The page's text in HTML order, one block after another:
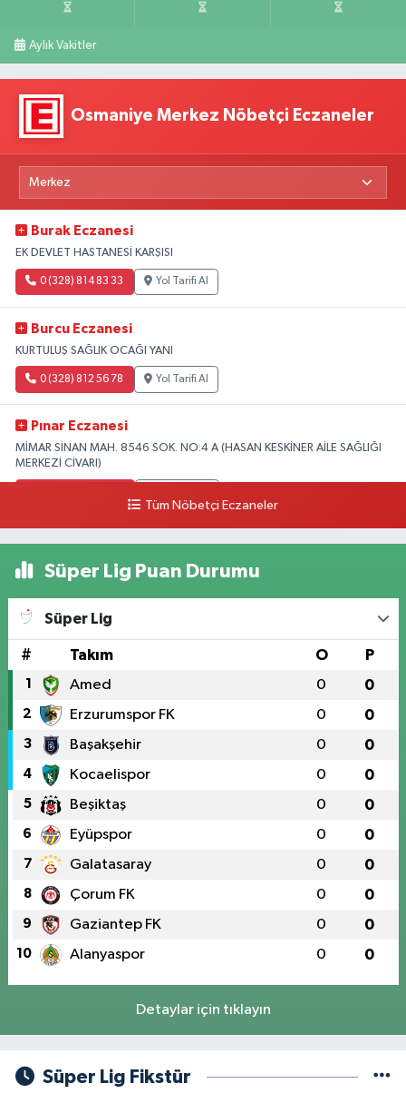
Aylık Vakitler
Osmaniye Merkez Nöbetçi Eczaneler
Burak Eczanesi
EK DEVLET HASTANESİ KARŞISI
0 (328) 814 83 33 Yol Tarifi Al
Burcu Eczanesi
KURTULUŞ SAĞLIK OCAĞI YANI
0 (328) 812 56 78 Yol Tarifi Al
Pınar Eczanesi
MİMAR SİNAN MAH. 8546 SOK. NO:4 A (HASAN KESKİNER AİLE SAĞLIĞI
MERKEZİ CİVARI)
Tüm Nöbetçi Eczaneler
Süper Lig Puan Durumu
Süper Lig
# Takım O P
1 Amed 0 0
2 Erzurumspor FK 0 0
3 Başakşehir 0 0
4 Kocaelispor 0 0
5 Beşiktaş 0 0
6 Eyüpspor 0 0
7 Galatasaray 0 0
8 Çorum FK 0 0
9 Gaziantep FK 0 0
10 Alanyaspor 0 0
Detaylar için tıklayın
Süper Lig Fikstür